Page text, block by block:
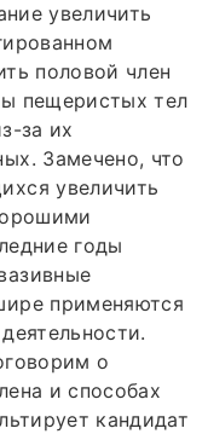
увеличить
половой член
пещеристых тел
за их
Замечено, что
увеличить
годы
применяются
о
и способах
кандидат